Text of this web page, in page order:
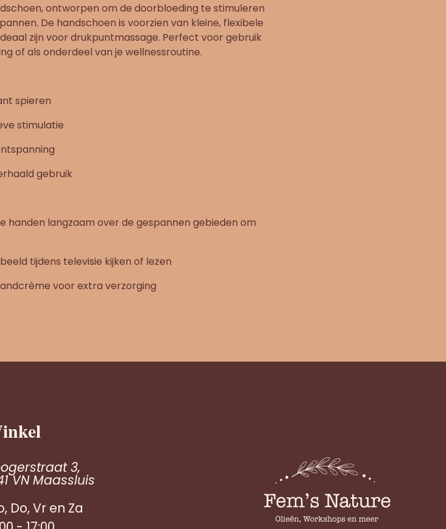
ontworpen om de doorbloeding te stimuleren
De handschoen is voorzien van kleine, flexibele
zijn voor drukpuntmassage. Perfect voor gebruik
of als onderdeel van je wellnessroutine.
spieren
stimulatie
gebruik
handen langzaam over de gespannen gebieden om
tijdens televisie kijken of lezen
voor extra verzorging
3,
VN Maassluis
Do, Vr en Za